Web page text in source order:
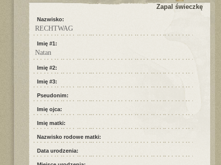
Zapal świeczkę
Nazwisko:
RECHTWAG
Imię #1:
Natan
Imię #2:
Imię #3:
Pseudonim:
Imię ojca:
Imię matki:
Nazwisko rodowe matki:
Data urodzenia: